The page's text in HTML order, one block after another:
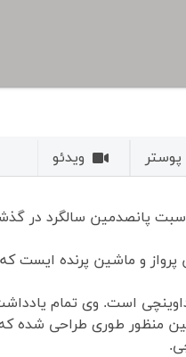
پوستر ویدئو
پانصدمین سالگرد در
و ماشین پرنده ایست که
است. وی تمام
منظور طوری طراحی شده